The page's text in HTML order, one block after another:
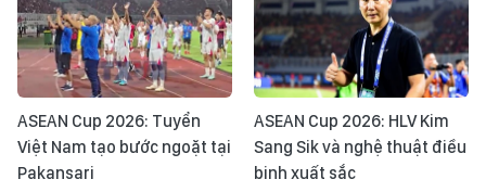
ASEAN Cup 2026: Tuyển
Việt Nam tạo bước ngoặt tại
Pakansari
ASEAN Cup 2026: HLV Kim
Sang Sik và nghệ thuật điều
binh xuất sắc